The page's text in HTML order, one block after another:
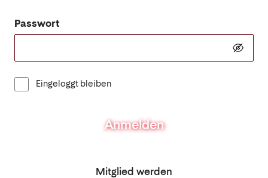
Passwort
Eingeloggt bleiben
Anmelden
Mitglied werden